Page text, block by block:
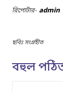
রিপোর্টার- admin
ছবিঃ সংগ্রহীত
বহুল